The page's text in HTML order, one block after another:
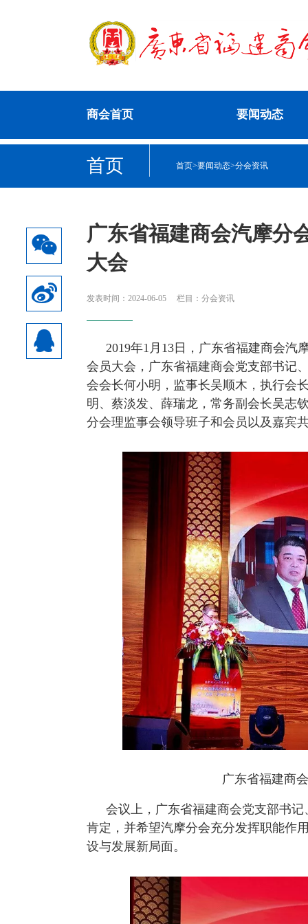
热门资讯：
1 广东省福建商会青委会
2 巾帼心向党·春日在行动——【惠州市
3 香港特首祝贺，香港培
商会首页 要闻动态
首页 首页>要闻动态>分会资讯
广东省福建商会汽摩分
大会
发表时间：2024-06-05 栏目：分会资讯
2019年1月13日，广东省福建商会汽
会员大会，广东省福建商会党支部书记
会会长何小明，监事长吴顺木，执行会
明、蔡淡发、薛瑞龙，常务副会长吴志
分会理监事会领导班子和会员以及嘉宾
广东省福建商
会议上，广东省福建商会党支部书
肯定，并希望汽摩分会充分发挥职能作
设与发展新局面。